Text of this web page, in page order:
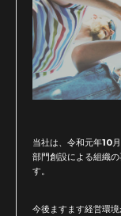
当社は、令和元年10月
部門創設による組織
す。
今後ますます経営環